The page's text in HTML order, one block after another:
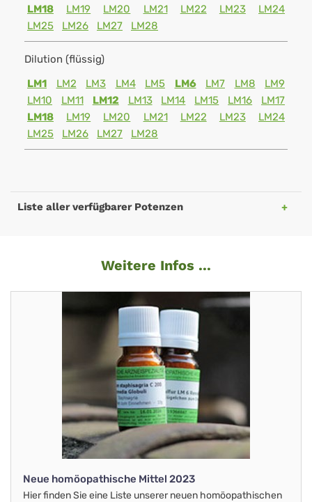
LM18 LM19 LM20 LM21 LM22 LM23
LM24
LM25
LM26 LM27 LM28
Dilution (flüssig)
LM1
LM2 LM3 LM4 LM5 LM6 LM7 LM8
LM9
LM10
LM11 LM12 LM13 LM14 LM15 LM16
LM17
LM18
LM19 LM20 LM21 LM22 LM23
LM24
LM25
LM26 LM27 LM28
Liste aller verfügbarer Potenzen
Weitere Infos ...
Neue homöopathische Mittel 2023
Hier finden Sie eine Liste unserer neuen homöopathischen